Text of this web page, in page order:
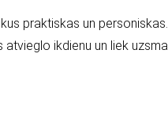
praktiskas un
ikdienu un liek